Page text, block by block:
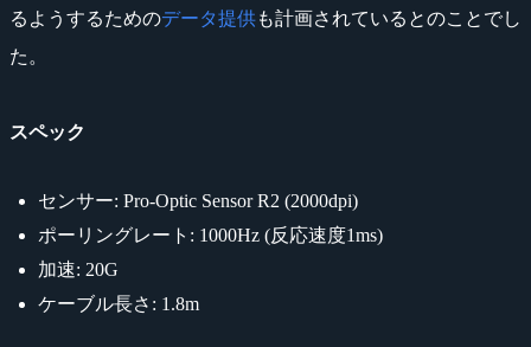
るようするためのデータ提供も計画されているとのことでし
た。
スペック
センサー: Pro-Optic Sensor R2 (2000dpi)
ポーリングレート: 1000Hz (反応速度1ms)
加速: 20G
ケーブル長さ: 1.8m